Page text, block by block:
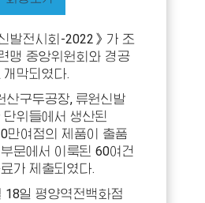
발전시회-2022》가 조
맹 중앙위원회와 경공
막되였다.
산구두공장, 류원신발
위들에서 생산된
만여점의 제품이 출품
문에서 이룩된 60여건
가 제출되였다.
18일 평양역전백화점